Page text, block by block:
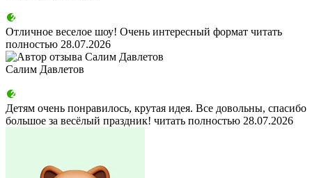
Отличное веселое шоу! Очень интересный формат читать
полностью 28.07.2026
Салим Давлетов
Детям очень понравилось, крутая идея. Все довольны, спасибо
большое за весёлый праздник! читать полностью 28.07.2026